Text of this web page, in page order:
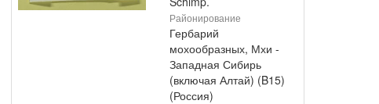
Районирование
Гербарий
мохообразных, Мхи -
Западная Сибирь
(включая Алтай) (B15)
(Россия)